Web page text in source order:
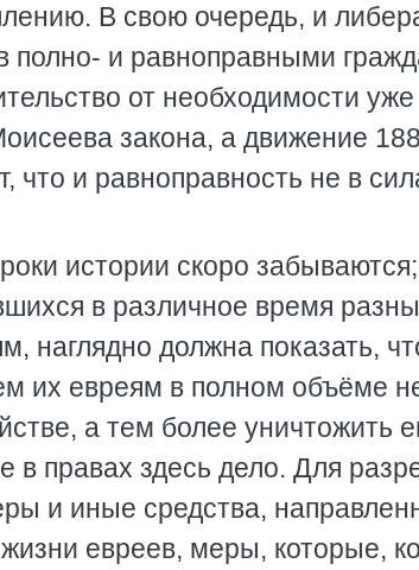
В свою очередь, и
полно- и равноправными
от необходимости
закона, а движение
что и равноправность не в
истории скоро
в различное время
наглядно должна показать,
их евреям в полном объёме
а тем более уничтожить
в правах здесь дело. Для
и иные средства,
жизни евреев, меры, которые,